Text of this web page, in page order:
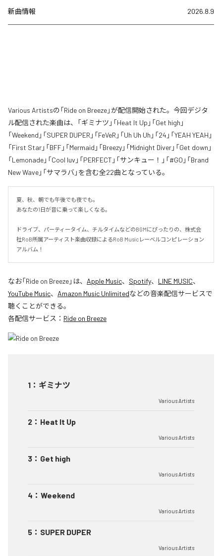
新曲情報 2026.8.9
Various Artistsの「Ride on Breeze」が配信開始された。今回デジタ
ル配信された楽曲は、「ギミナツ」「Heat It Up」「Get high」
「Weekend」「SUPER DUPER」「FeVeR」「Uh Uh Uh」「24」「YEAH YEAH」
「First Star」「BFF」「Mermaid」「Breezy」「Midnight Diver」「Get down」
「Lemonade」「Cool luv」「PERFECT」「サンキュー！」「#GO」「Brand
New Wave」「サマラバ」を含む全22曲となっている。
夏、秋、朝でも午後でも夜でも。
あなたの1日が音に乗って楽しくなる。
ドライブ、パーティータイム、チルタイムなどのBGMにぴったりの、株式会
社RoB所属アーティスト楽曲収録によるRoB Musicレーベルコンピレーション
アルバム！
なお「Ride on Breeze」は、 Apple Music、 Spotify、 LINE MUSIC、
YouTube Music、 Amazon Music Unlimitedなどの音楽配信サービスで
聴くことができる。
各配信サービス： Ride on Breeze
1 ： ギミナツ
Various Artists
2 ： Heat It Up
Various Artists
3 ： Get high
Various Artists
4 ： Weekend
Various Artists
5 ： SUPER DUPER
Various Artists